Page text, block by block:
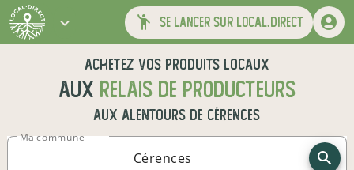
se lancer sur local.direct
Achetez vos produits locaux
aux relais de producteurs
aux alentours de Cérences
Ma commune